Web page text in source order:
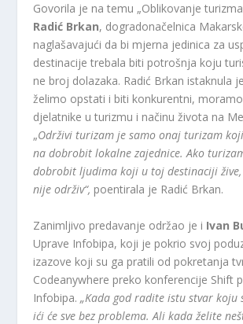
Govorila je na temu „Oblikovanje
Radić Brkan, dogradonačelnica
naglašavajući da bi mjerna jedinica za
destinacije trebala biti potrošnja koju
ne broj dolazaka. Radić Brkan istaknula
želimo opstati i biti konkurentni,
djelatnike u turizmu i načinu života na
„Održivi turizam je samo onaj turizam
na dobrobit lokalne zajednice. Ako
dobrobit ljudima koji u toj destinaciji
nije održiv“, poentirala je Radić Brkan.
Zanimljivo predavanje održao je i Ivan
Uprave Infobipa, koji je pokrio svoj
izazove koji su ga pratili od pokretanja
Codeanywhere preko konferencije Shift
Infobipa.„Kada god radite istu stvar koju
ići će sve bez problema. Ali kada želite